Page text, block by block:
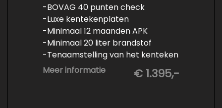
-BOVAG 40 punten check
-Luxe kentekenplaten
-Minimaal 12 maanden APK
-Minimaal 20 liter brandstof
-Tenaamstelling van het kenteken
-Vrijwaren van de inruilauto
Meer informatie € 1.395,-